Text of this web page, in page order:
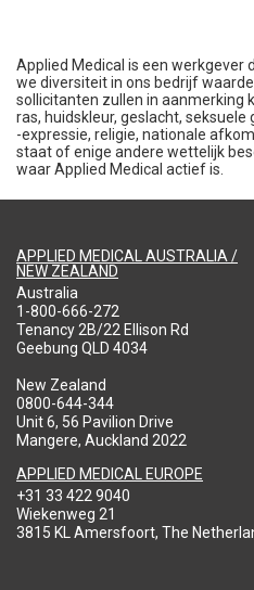
Applied Medical is een werkgever
we diversiteit in ons bedrijf
sollicitanten zullen in aanmerking
ras, huidskleur, geslacht,
-expressie, religie, nationale
staat of enige andere wettelijk
waar Applied Medical actief is.
APPLIED MEDICAL AUSTRALIA /
NEW ZEALAND
Australia
1-800-666-272
Tenancy 2B/22 Ellison Rd
Geebung QLD 4034
New Zealand
0800-644-344
Unit 6, 56 Pavilion Drive
Mangere, Auckland 2022
APPLIED MEDICAL EUROPE
+31 33 422 9040
Wiekenweg 21
3815 KL Amersfoort, The